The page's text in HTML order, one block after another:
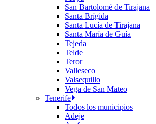
San Bartolomé de Tirajana
Santa Brígida
Santa Lucía de Tirajana
Santa María de Guía
Tejeda
Telde
Teror
Valleseco
Valsequillo
Vega de San Mateo
Tenerife
Todos los municipios
Adeje